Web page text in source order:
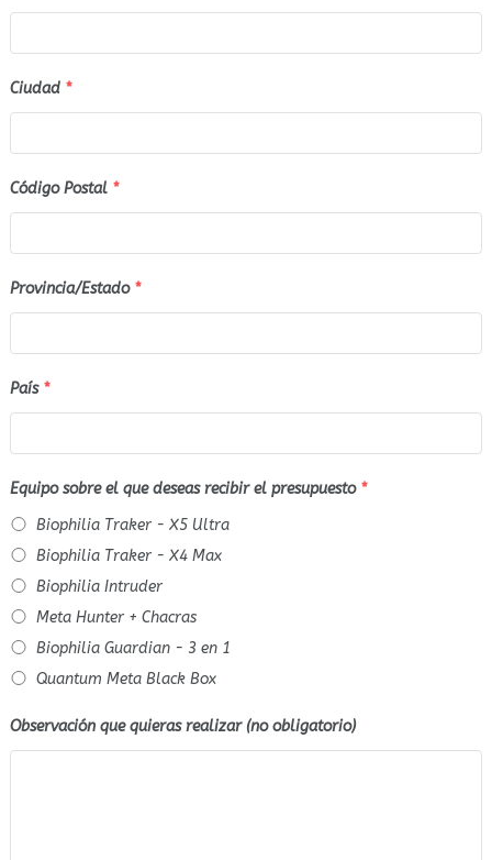
Ciudad *
Código Postal *
Provincia/Estado *
País *
Equipo sobre el que deseas recibir el presupuesto *
Biophilia Traker - X5 Ultra
Biophilia Traker - X4 Max
Biophilia Intruder
Meta Hunter + Chacras
Biophilia Guardian - 3 en 1
Quantum Meta Black Box
Observación que quieras realizar (no obligatorio)